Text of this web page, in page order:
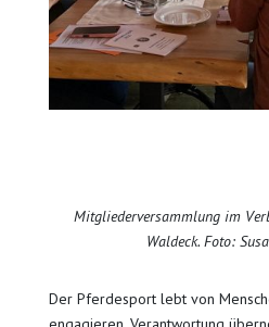
Mitgliederversammlung im
Waldeck. Foto:
Der Pferdesport lebt von